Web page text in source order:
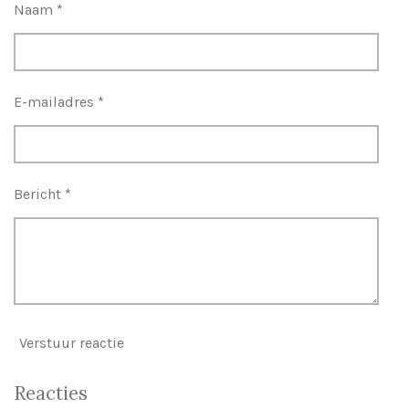
Naam *
E-mailadres *
Bericht *
Verstuur reactie
Reacties